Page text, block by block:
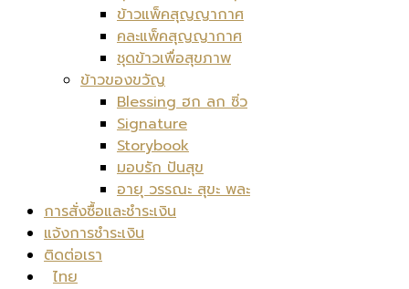
ข้าวแพ็คสุญญากาศ
คละแพ็คสุญญากาศ
ชุดข้าวเพื่อสุขภาพ
ข้าวของขวัญ
Blessing ฮก ลก ซิ่ว
Signature
Storybook
มอบรัก ปันสุข
อายุ วรรณะ สุขะ พละ
การสั่งซื้อและชำระเงิน
แจ้งการชำระเงิน
ติดต่อเรา
ไทย